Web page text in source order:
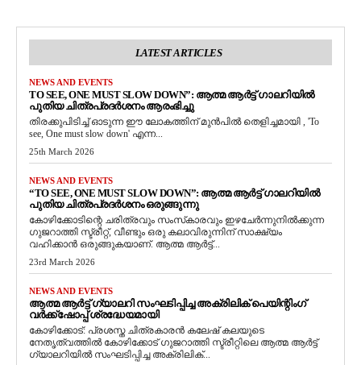
LATEST ARTICLES
NEWS AND EVENTS
TO SEE, ONE MUST SLOW DOWN”: ആത്മ ആർട്ട് ഗാലറിയിൽ
പുതിയ ചിത്രപ്രദർശനം ആരംഭിച്ചു
തിരക്കുപിടിച്ച് ഓടുന്ന ഈ ലോകത്തിന് മുൻപിൽ തെളിച്ചമായി , 'To
see, One must slow down' എന്ന...
25th March 2026
NEWS AND EVENTS
“TO SEE, ONE MUST SLOW DOWN”: ആത്മ ആർട്ട് ഗാലറിയിൽ
പുതിയ ചിത്രപ്രദർശനം ഒരുങ്ങുന്നു
കോഴിക്കോടിന്റെ ചരിത്രവും സംസ്‌കാരവും ഇഴചേർന്നുനിൽക്കുന്ന
ഗുജറാത്തി സ്ട്രീറ്റ്, വീണ്ടും ഒരു കലാവിരുന്നിന് സാക്ഷ്യം
വഹിക്കാൻ ഒരുങ്ങുകയാണ്. ആത്മ ആർട്ട്...
23rd March 2026
NEWS AND EVENTS
ആത്മ ആർട്ട് ഗ്യാലറി സംഘടിപ്പിച്ച അക്രിലിക് പെയിന്റിംഗ്
വർക്ക്‌ഷോപ്പ് ശ്രദ്ധേയമായി
കോഴിക്കോട്: പ്രശസ്ത ചിത്രകാരൻ കലേഷ് കലയുടെ
നേതൃത്വത്തിൽ കോഴിക്കോട് ഗുജറാത്തി സ്ട്രീറ്റിലെ ആത്മ ആർട്ട്
ഗ്യാലറിയിൽ സംഘടിപ്പിച്ച അക്രിലിക്...